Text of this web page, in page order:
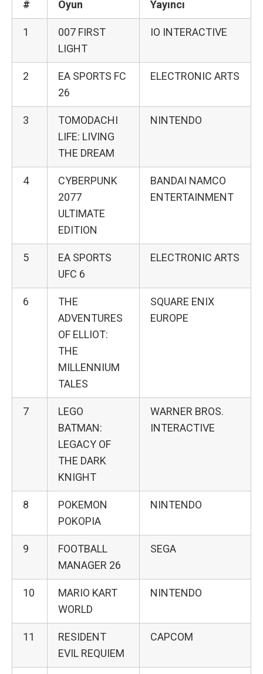
# Oyun Yayıncı
1
007 FIRST
LIGHT
IO INTERACTIVE
2
EA SPORTS FC
26
ELECTRONIC ARTS
3
TOMODACHI
LIFE: LIVING
THE DREAM
NINTENDO
4
CYBERPUNK
2077
ULTIMATE
EDITION
BANDAI NAMCO
ENTERTAINMENT
5
EA SPORTS
UFC 6
ELECTRONIC ARTS
6
THE
ADVENTURES
OF ELLIOT:
THE
MILLENNIUM
TALES
SQUARE ENIX
EUROPE
7
LEGO
BATMAN:
LEGACY OF
THE DARK
KNIGHT
WARNER BROS.
INTERACTIVE
8
POKEMON
POKOPIA
NINTENDO
9
FOOTBALL
MANAGER 26
SEGA
10
MARIO KART
WORLD
NINTENDO
11
RESIDENT
EVIL REQUIEM
CAPCOM